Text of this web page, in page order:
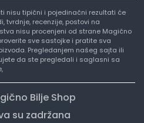
nisu tipični i pojedinačni rezultati će
tvrdnje, recenzije, postovi na
nisu procenjeni od strane Magično
sve sastojke i pratite sva
Pregledanjem našeg sajta ili
da ste pregledali i saglasni sa
Bilje Shop
su zadržana